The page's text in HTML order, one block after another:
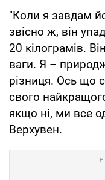
"Коли я завдам
звісно ж, він
20 кілограмів.
ваги. Я –
різниця. Ось що
свого
якщо ні, ми все
Верхувен.